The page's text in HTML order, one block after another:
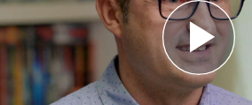
Play